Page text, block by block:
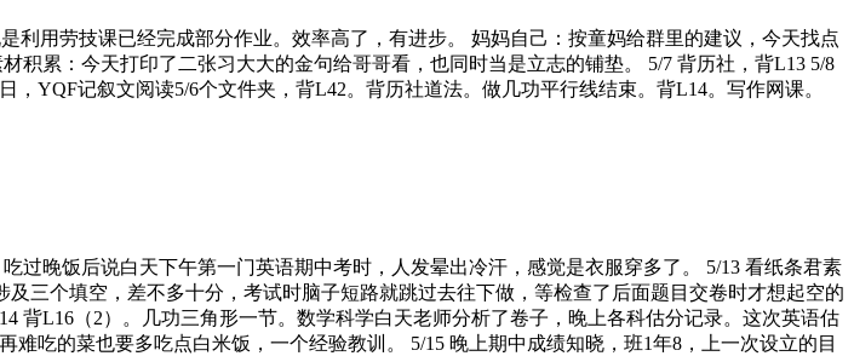
利用劳技课已经完成部分作业。效率高了，有进步。 妈妈自己：按童妈给群里的建议，今天找点
累：今天打印了二张习大大的金句给哥哥看，也同时当是立志的铺垫。 5/7 背历社，背L13 5/8
YQF记叙文阅读5/6个文件夹，背L42。背历社道法。做几功平行线结束。背L14。写作网课。
过晚饭后说白天下午第一门英语期中考时，人发晕出冷汗，感觉是衣服穿多了。 5/13 看纸条君素
三个填空，差不多十分，考试时脑子短路就跳过去往下做，等检查了后面题目交卷时才想起空的
背L16（2）。几功三角形一节。数学科学白天老师分析了卷子，晚上各科估分记录。这次英语估
吃的菜也要多吃点白米饭，一个经验教训。 5/15 晚上期中成绩知晓，班1年8，上一次设立的目